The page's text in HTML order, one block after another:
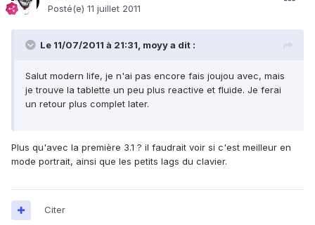
Posté(e) 11 juillet 2011
Le 11/07/2011 à 21:31, moyy a dit :
Salut modern life, je n'ai pas encore fais joujou avec, mais
je trouve la tablette un peu plus reactive et fluide. Je ferai
un retour plus complet later.
Plus qu'avec la première 3.1 ? il faudrait voir si c'est meilleur en
mode portrait, ainsi que les petits lags du clavier.
Citer